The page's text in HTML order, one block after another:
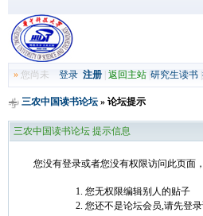
»您尚未 登录 注册| 返回主站| 研究生读书|
三农中国读书论坛» 论坛提示
三农中国读书论坛 提示信息
您没有登录或者您没有权限访问此页面
您无权限编辑别人的贴子
您还不是论坛会员,请先登